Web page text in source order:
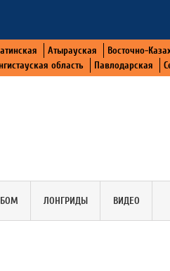
Атырауская Восточно-
область Павлодарская
ЛОНГРИДЫ ВИДЕО